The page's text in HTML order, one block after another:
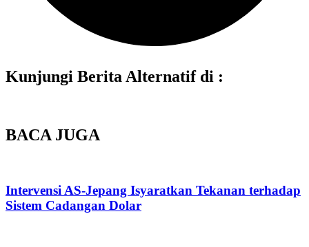
Kunjungi Berita Alternatif di :
BACA JUGA
Intervensi AS-Jepang Isyaratkan Tekanan terhadap
Sistem Cadangan Dolar